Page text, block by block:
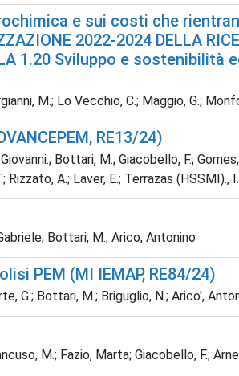
e sui costi che
2022-2024 DELLA
1.20 Sviluppo e sostenibilità
M.; Lo Vecchio, C.; Maggio, G.;
RE13/24)
Bottari, M.; Giacobello, F.;
Rizzato, A.; Laver, E.; Terrazas (HSSMI)., I.
Bottari, M.; Arico, Antonino
PEM (MI IEMAP, RE84/24)
G.; Bottari, M.; Briguglio, N.; Arico',
M.; Fazio, Marta; Giacobello, F.;